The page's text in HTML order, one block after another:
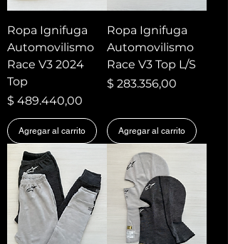
Ropa Ignifuga
Automovilismo
Race V3 2024
Top
Precio
$ 489.440,00
Agregar al carrito
Ropa Ignifuga
Automovilismo
Race V3 Top L/S
Precio
$ 283.356,00
Agregar al carrito